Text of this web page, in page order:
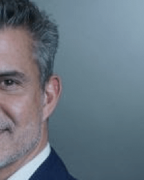
da narrativa e, talvez,
importantes do setor
Based Marketing),
alguns emails
O marketing
fato, o negócio. A
ela nasce da